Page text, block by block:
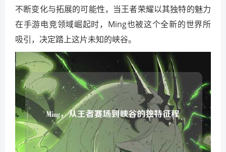
不断变化与拓展的可能性，当王者荣耀以其独特的魅力
在手游电竞领域崛起时，Ming也被这个全新的世界所
吸引，决定踏上这片未知的峡谷。